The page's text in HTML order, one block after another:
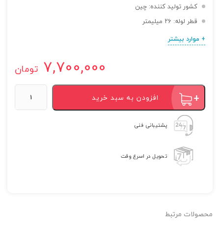
کشور تولید کننده: چین
قطر لوله: ۲۶ میلیمتر
+ موارد بیشتر
7,700,000 تومان
الحاقی
زن
افزودن به سبد خرید
پشتیبانی فنی
تحویل در اسرع وقت
محصولات مرتبط